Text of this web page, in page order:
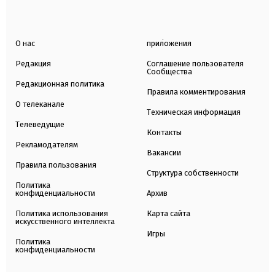
О нас
Редакция
Редакционная политика
О телеканале
Телеведущие
Рекламодателям
Правила пользования
Политика
конфиденциальности
Политика использования
искусственного интеллекта
Политика
конфиденциальности
приложения
Соглашение пользователя
Сообщества
Правила комментирования
Техническая информация
Контакты
Вакансии
Структура собственности
Архив
Карта сайта
Игры